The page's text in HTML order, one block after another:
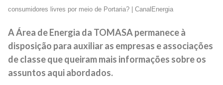
consumidores livres por meio de Portaria? | CanalEnergia
A Área de Energia da TOMASA permanece à
disposição para auxiliar as empresas e associações
de classe que queiram mais informações sobre os
assuntos aqui abordados.